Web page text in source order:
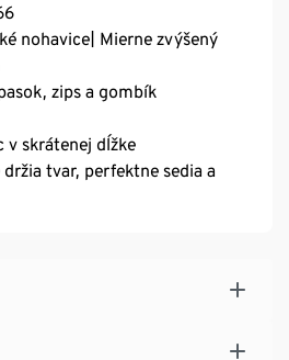
nohavice| Mierne zvýšený
zips a gombík
v skrátenej dĺžke
tvar, perfektne sedia a